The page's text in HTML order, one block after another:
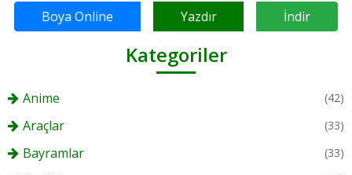
Boya Online Yazdır İndir
Kategoriler
Anime (42)
Araçlar (33)
Bayramlar (33)